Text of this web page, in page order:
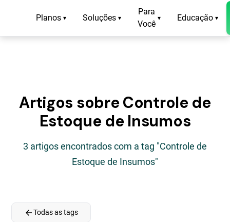
Planos ▾ Soluções ▾
Para
Você
▾ Educação ▾
Artigos sobre Controle de
Estoque de Insumos
3 artigos encontrados com a tag "Controle de
Estoque de Insumos"
arrow_backTodas as tags